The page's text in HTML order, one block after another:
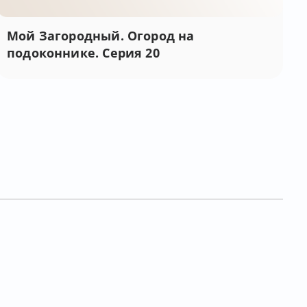
Мой Загородный. Огород на
подоконнике. Серия 20